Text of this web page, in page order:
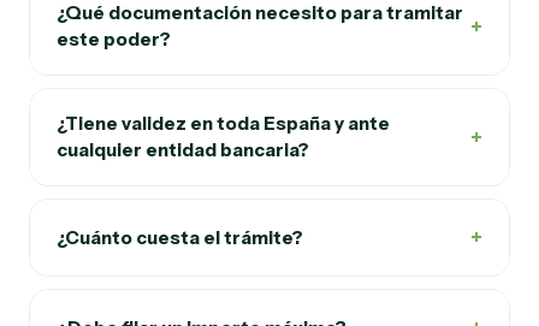
¿Qué documentación necesito para tramitar
este poder?
+
¿Tiene validez en toda España y ante
cualquier entidad bancaria?
+
¿Cuánto cuesta el trámite? +